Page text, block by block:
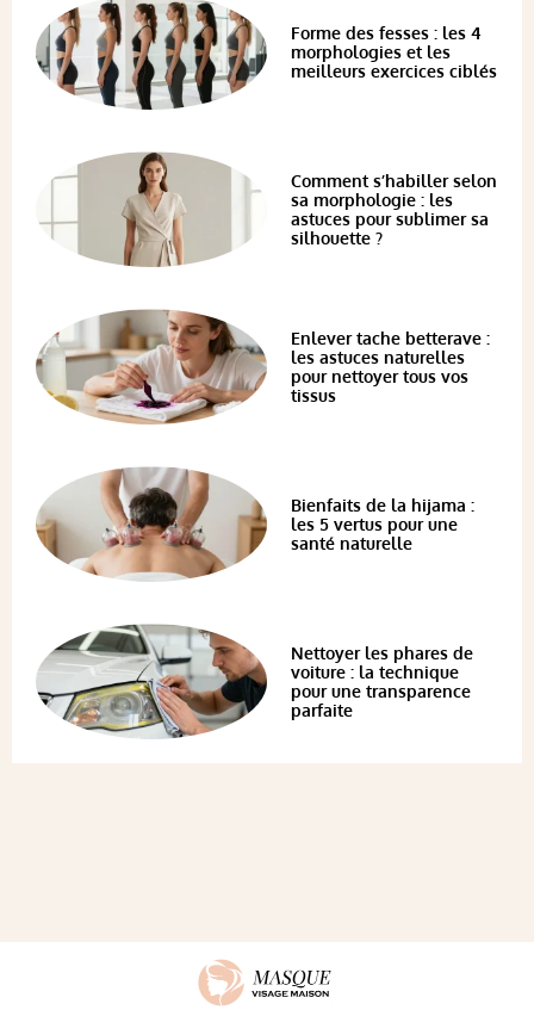
Forme des fesses : les 4
morphologies et les
meilleurs exercices ciblés
Comment s’habiller selon
sa morphologie : les
astuces pour sublimer sa
silhouette ?
Enlever tache betterave :
les astuces naturelles
pour nettoyer tous vos
tissus
Bienfaits de la hijama :
les 5 vertus pour une
santé naturelle
Nettoyer les phares de
voiture : la technique
pour une transparence
parfaite